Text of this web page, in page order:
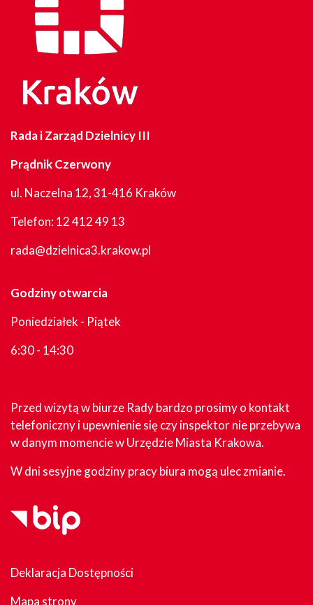
Rada i Zarząd Dzielnicy III
Prądnik Czerwony
ul. Naczelna 12, 31-416 Kraków
Telefon:12 412 49 13
rada@dzielnica3.krakow.pl
Godziny otwarcia
Poniedziałek - Piątek
6:30 - 14:30
Przed wizytą w biurze Rady bardzo prosimy o kontakt
telefoniczny i upewnienie się czy inspektor nie przebywa
w danym momencie w Urzędzie Miasta Krakowa.
W dni sesyjne godziny pracy biura mogą ulec zmianie.
Deklaracja Dostępności
Mapa strony